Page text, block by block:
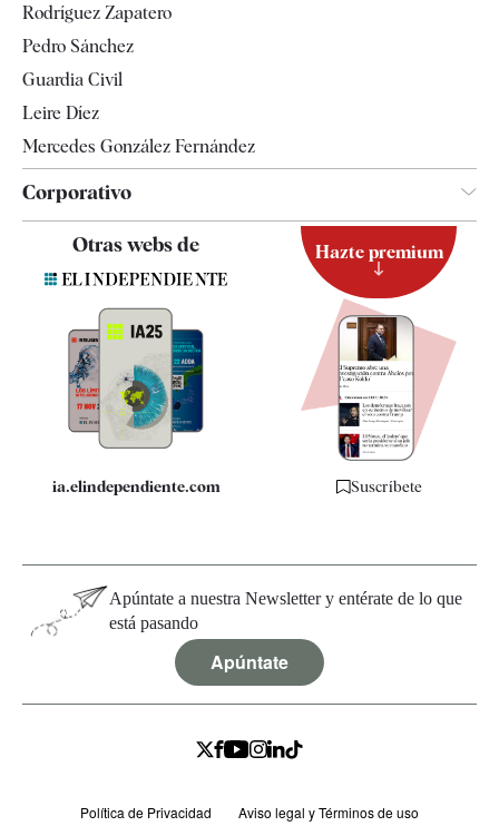
Televisión
Rodríguez Zapatero
Pedro Sánchez
Guardia Civil
Leire Díez
Mercedes González Fernández
Corporativo
Quiénes somos
Especificaciones
Otras webs de
ia.elindependiente.com
Hazte premium
Suscríbete
Apúntate a nuestra Newsletter y entérate de lo que
está pasando
Apúntate
Política de Privacidad Aviso legal y Términos de uso